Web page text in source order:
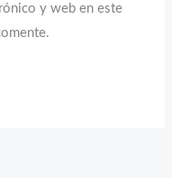
y web en este